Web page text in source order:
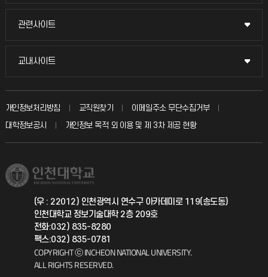
입학안내
취업정보(학생)
묻고 답하기
칭찬마당
학생서비스 지킴이
관련사이트
관련사이트
국방헬프콜
총동문회
교내사이트
교내사이트
교수회
교육혁신본부
국제지원과
공자아카데미
기초교육원
개인정보처리방침 교직원찾기
이메일주소 무단수집거부
대학정보공시
개인정보 목적 외 이용 및 제 3차 제공 현황
(우 : 22012) 인천광역시 연수구 아카데미로 119(송도동)
인천대학교 정보기술대학 2층 209호
전화:032) 835-8280
팩스:032) 835-0781
COPYRIGHT ⓒ INCHEON NATIONAL UNIVERSITY.
ALL RIGHTS RESERVED.